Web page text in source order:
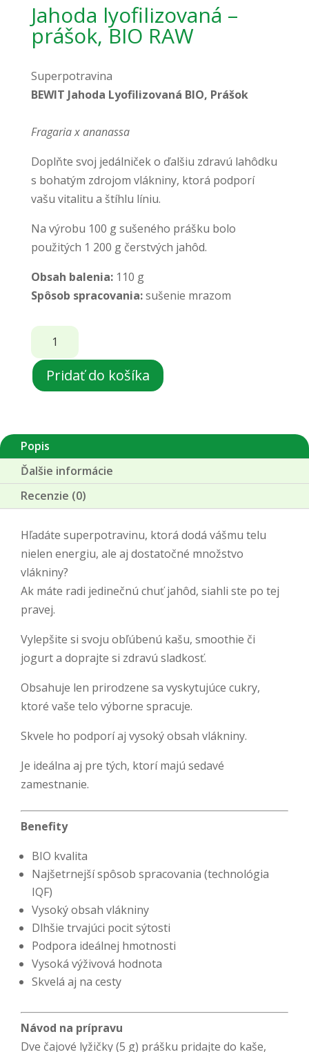
Jahoda lyofilizovaná –
prášok, BIO RAW
Superpotravina
BEWIT Jahoda Lyofilizovaná BIO, Prášok
Fragaria x ananassa
Doplňte svoj jedálniček o ďalšiu zdravú lahôdku
s bohatým zdrojom vlákniny, ktorá podporí
vašu vitalitu a štíhlu líniu.
Na výrobu 100 g sušeného prášku bolo
použitých 1 200 g čerstvých jahôd.
Obsah balenia:110 g
Spôsob spracovania:sušenie mrazom
množstvo
Jahoda
lyofilizovaná
-
RAW
Pridať do košíka
Popis
Ďalšie informácie
Recenzie (0)
Hľadáte superpotravinu, ktorá dodá vášmu telu
nielen energiu, ale aj dostatočné množstvo
vlákniny?
Ak máte radi jedinečnú chuť jahôd, siahli ste po tej
pravej.
Vylepšite si svoju obľúbenú kašu, smoothie či
jogurt a doprajte si zdravú sladkosť.
Obsahuje len prirodzene sa vyskytujúce cukry,
ktoré vaše telo výborne spracuje.
Skvele ho podporí aj vysoký obsah vlákniny.
Je ideálna aj pre tých, ktorí majú sedavé
zamestnanie.
Benefity
BIO kvalita
Najšetrnejší spôsob spracovania (technológia
IQF)
Vysoký obsah vlákniny
Dlhšie trvajúci pocit sýtosti
Podpora ideálnej hmotnosti
Vysoká výživová hodnota
Skvelá aj na cesty
Návod na prípravu
Dve čajové lyžičky (5 g) prášku pridajte do kaše,